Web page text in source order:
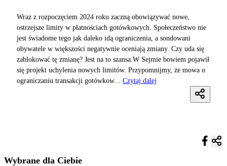
Wraz z rozpoczęciem 2024 roku zaczną obowiązywać nowe,
ostrzejsze limity w płatnościach gotówkowych. Społeczeństwo nie
jest świadome tego jak daleko idą ograniczenia, a sondowani
obywatele w większości negatywnie oceniają zmiany. Czy uda się
zablokować tę zmianę? Jest na to szansa.W Sejmie bowiem pojawił
się projekt uchylenia nowych limitów. Przypomnijmy, że mowa o
ograniczaniu transakcji gotówkow...
Czytaj dalej
Wybrane dla Ciebie